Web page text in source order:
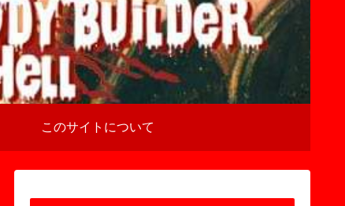
このサイトについて